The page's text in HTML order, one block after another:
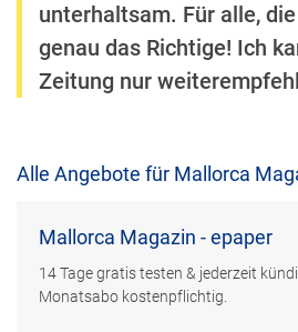
unterhaltsam. Für alle,
genau das Richtige! Ich
Zeitung nur
Alle Angebote für Mallorca
Mallorca Magazin - epaper
14 Tage gratis testen & jederzeit
Monatsabo kostenpflichtig.